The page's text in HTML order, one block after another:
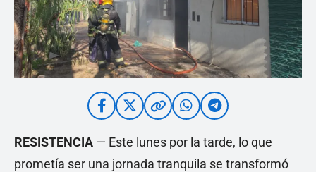
RESISTENCIA — Este lunes por la tarde, lo que
prometía ser una jornada tranquila se transformó